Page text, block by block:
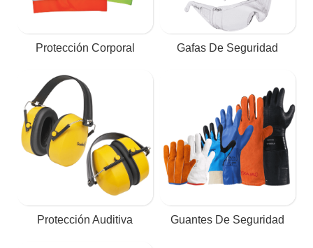
Protección Corporal Gafas De Seguridad
Protección Auditiva Guantes De Seguridad